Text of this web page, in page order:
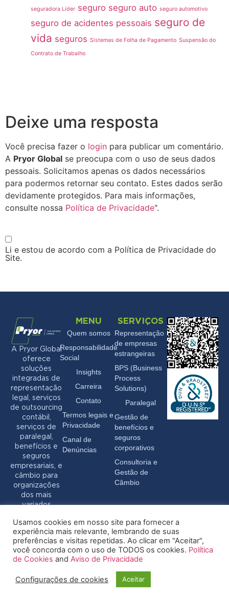
seguradora Líder seguro seguro auto seguro automotivo
seguro de acidentes pessoais seguro de
vida seguros Sistemas de Folha de Pagamento Suspensão do
Contrato de Trabalho
Deixe uma resposta
Você precisa fazer o login para publicar um comentário.
A Pryor Global se preocupa com o uso de seus dados
pessoais. Solicitamos apenas os dados necessários
para podermos retornar seu contato. Estes dados serão
devidamente protegidos. Para mais informações,
consulte nossa Política de Privacidade".
Li e estou de acordo com a Política de Privacidade do
Site.
A Pryor Global
oferece
soluções
integradas de
representação
legal, serviços
de outsourcing
contábil,
serviços de
paralegal,
benefícios e
seguros
empresariais, e
câmbio para
organizações
dos mais
variados
MENU
Quem somos
Responsabilidade
Social
Insights
Carreira
Contato
Termos legais e
Privacidade
Canal de
Denúncias
SERVIÇOS
Representação
de empresas
estrangeiras
BPS (Business
Process
Solutions)
Paralegal
Gestão de
benefícios e
seguros
corporativos
Consultoria e
Gestão de
Câmbio
© 2026 Pryor - Todos os direitos reservados
Usamos cookies em nosso site para fornecer a
experiência mais relevante, lembrando de suas
preferências e visitas repetidas. Ao clicar em "Aceitar",
você concorda com o uso de TODOS os cookies. Política
de Cookies and Aviso de Privacidade
Configurações de cookies Aceitar